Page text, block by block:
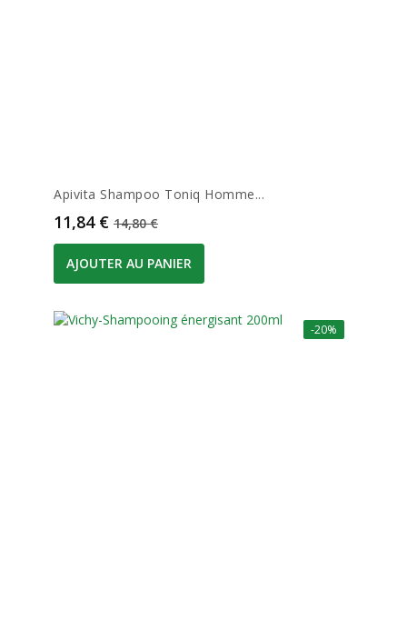
Apivita Shampoo Toniq Homme...
Prix
11,84 € Prix de base
14,80 €
AJOUTER AU PANIER
-20%